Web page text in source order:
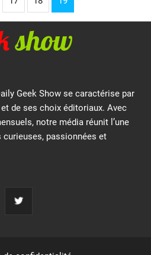
Geek Show se caractérise par
de ses choix éditoriaux. Avec
notre média réunit l’une
passionnées et